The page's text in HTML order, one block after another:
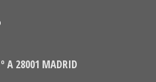
A 28001 MADRID